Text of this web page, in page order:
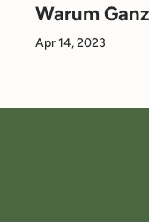
Warum
Apr 14, 2023